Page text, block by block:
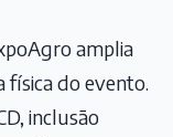
amplia
do evento.
inclusão